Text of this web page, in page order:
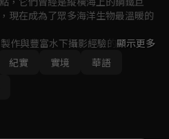
現在成為了眾多海洋生物最溫暖的
作與豐富水下攝影經驗的李景白導
與水下攝影師，與Discovery/TLC
作團隊包括配樂、剪輯也都是金獎
任旁白以及潛水引路者。
眾耳目一新的視聽效果，展現帶有
顯示更多
紀實 實境
華語